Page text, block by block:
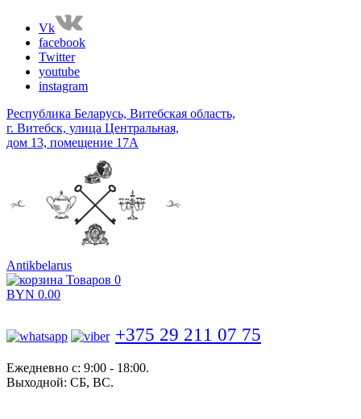
Vk
facebook
Twitter
youtube
instagram
Республика Беларусь, Витебская область,
г. Витебск, улица Центральная,
дом 13, помещение 17А
Antikbelarus
Товаров 0
BYN 0.00
+375 29 211 07 75
Ежедневно с: 9:00 - 18:00.
Выходной: СБ, ВС.